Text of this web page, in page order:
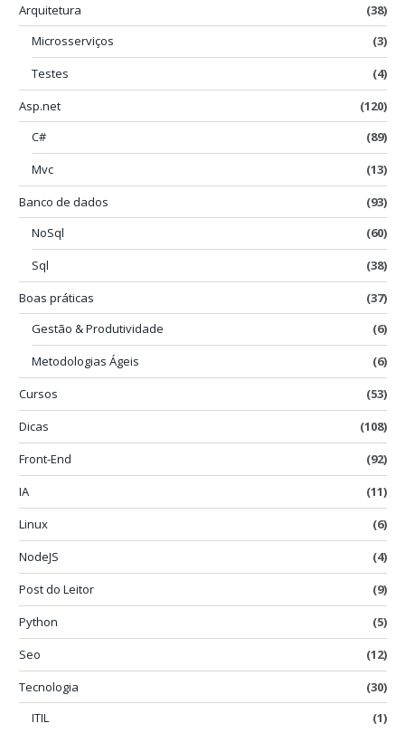
Arquitetura
(38)
Microsserviços
(3)
Testes
(4)
Asp.net
(120)
C#
(89)
Mvc
(13)
Banco de dados
(93)
NoSql
(60)
Sql
(38)
Boas práticas
(37)
Gestão & Produtividade
(6)
Metodologias Ágeis
(6)
Cursos
(53)
Dicas
(108)
Front-End
(92)
IA
(11)
Linux
(6)
NodeJS
(4)
Post do Leitor
(9)
Python
(5)
Seo
(12)
Tecnologia
(30)
ITIL
(1)